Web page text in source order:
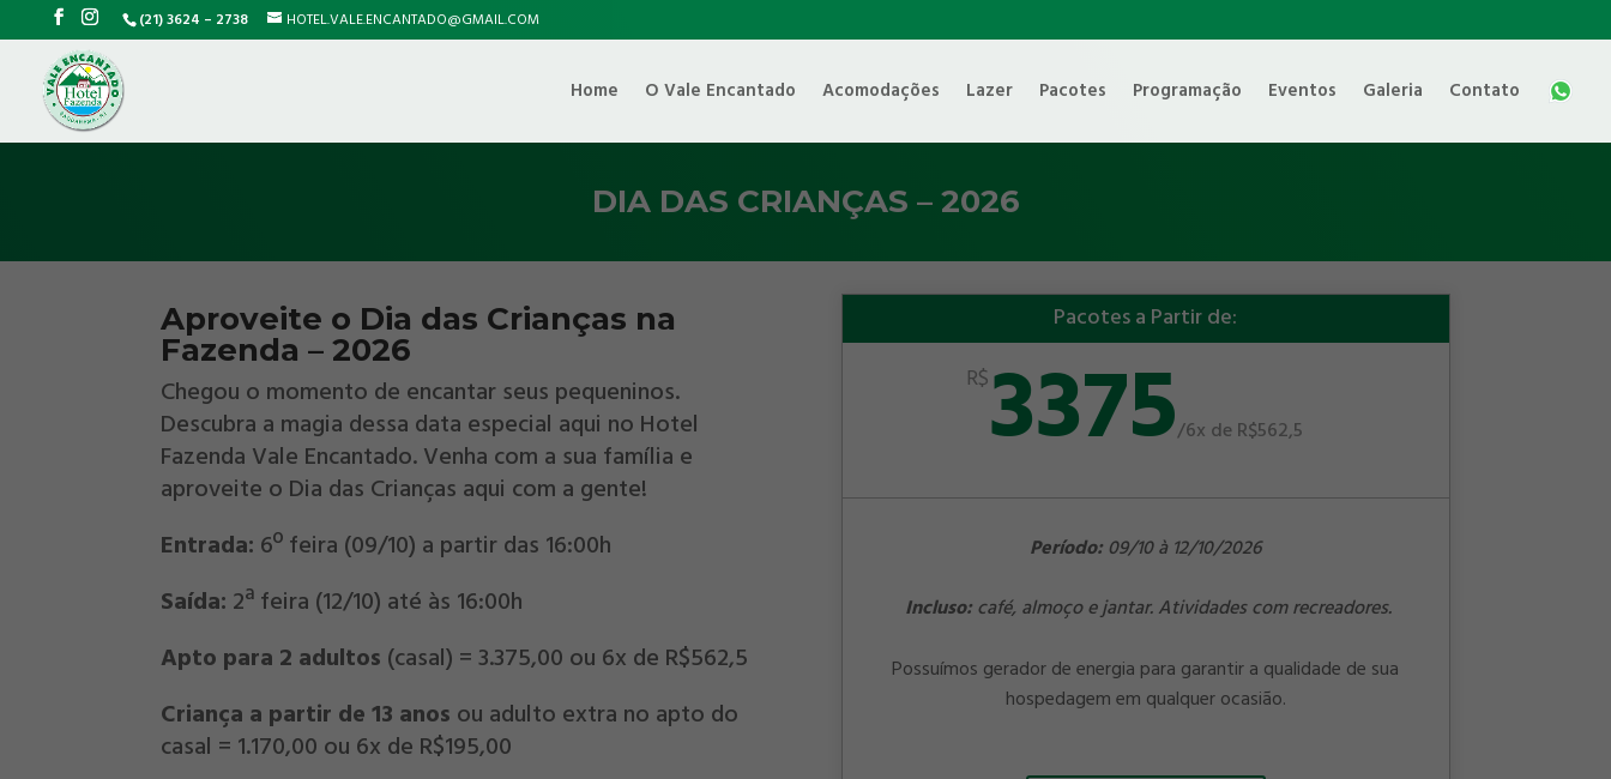
(21) 3624 – 2738 HOTEL.VALE.ENCANTADO@GMAIL.COM
Home O Vale Encantado Acomodações Lazer Pacotes Programação Eventos Galeria Contato
DIA DAS CRIANÇAS – 2026
Aproveite o Dia das Crianças na
Fazenda – 2026
Chegou o momento de encantar seus pequeninos.
Descubra a magia dessa data especial aqui no Hotel
Fazenda Vale Encantado. Venha com a sua família e
aproveite o Dia das Crianças aqui com a gente!
Entrada: 6º feira (09/10) a partir das 16:00h
Saída: 2ª feira (12/10) até às 16:00h
Apto para 2 adultos (casal) = 3.375,00 ou 6x de R$562,5
Criança a partir de 13 anos ou adulto extra no apto do
casal = 1.170,00 ou 6x de R$195,00
Pacotes a Partir de:
R$3375/6x de R$562,5
Período: 09/10 à 12/10/2026
Incluso:café, almoço e jantar. Atividades com recreadores.
Possuímos gerador de energia para garantir a qualidade de sua
hospedagem em qualquer ocasião.